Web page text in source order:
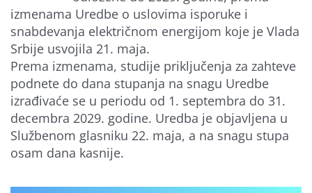
O nama
izmenama Uredbe o uslovima isporuke i
snabdevanja električnom energijom koje je Vlada
Srbije usvojila 21. maja.
Prema izmenama, studije priključenja za zahteve
podnete do dana stupanja na snagu Uredbe
izrađivaće se u periodu od 1. septembra do 31.
decembra 2029. godine. Uredba je objavljena u
Službenom glasniku 22. maja, a na snagu stupa
osam dana kasnije.